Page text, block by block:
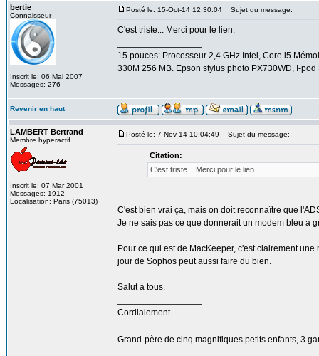
bertie
Connaisseur
Inscrit le: 06 Mai 2007
Messages: 276
Posté le: 15-Oct-14 12:30:04 Sujet du message:
C'est triste... Merci pour le lien.
15 pouces: Processeur 2,4 GHz Intel, Core i5
330M 256 MB. Epson stylus photo PX730WD, I-
Revenir en haut
LAMBERT Bertrand
Membre hyperactif
Inscrit le: 07 Mar 2001
Messages: 1912
Localisation: Paris (75013)
Posté le: 7-Nov-14 10:04:49 Sujet du message:
Citation:
C'est triste... Merci pour le lien.
C'est bien vrai ça, mais on doit reconnaître que
Je ne sais pas ce que donnerait un modem bleu à
Pour ce qui est de MacKeeper, c'est clairement
jour de Sophos peut aussi faire du bien.
Salut à tous.
Cordialement
Grand-père de cinq magnifiques petits enfants, 3